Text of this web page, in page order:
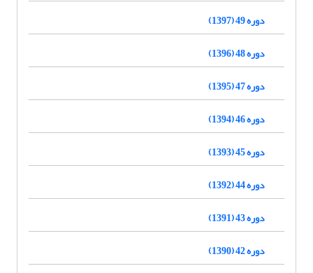
دوره 49 (1397)
دوره 48 (1396)
دوره 47 (1395)
دوره 46 (1394)
دوره 45 (1393)
دوره 44 (1392)
دوره 43 (1391)
دوره 42 (1390)